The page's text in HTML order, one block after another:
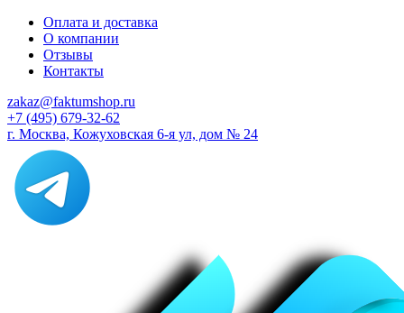
Оплата и доставка
О компании
Отзывы
Контакты
zakaz@faktumshop.ru
+7 (495) 679-32-62
г. Москва, Кожуховская 6-я ул, дом № 24